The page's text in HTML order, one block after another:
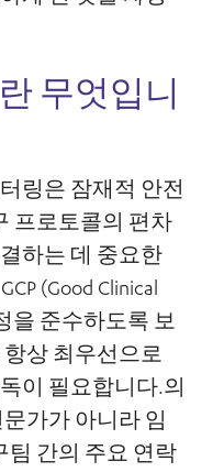
무엇입니
링은 잠재적 안전
프로토콜의 편차
하는 데 중요한
(Good Clinical
을 준수하도록 보
상 최우선으로
이 필요합니다.의
가가 아니라 임
팀 간의 주요 연락